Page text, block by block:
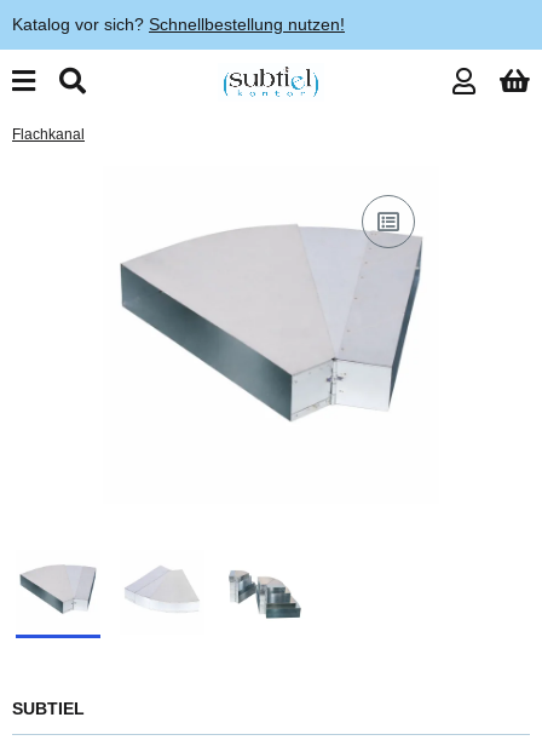
Katalog vor sich? Schnellbestellung nutzen!
Flachkanal
SUBTIEL